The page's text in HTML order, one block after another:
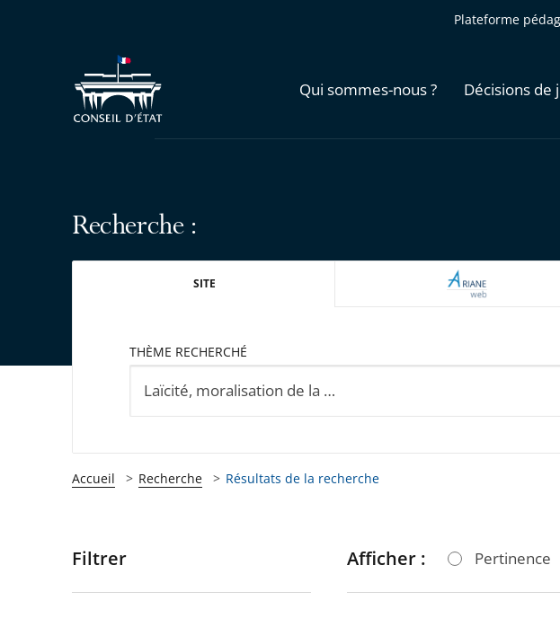
Plateforme
Qui sommes-nous ? Décisions de
Recherche :
SITE ARIANEWEB
THÈME RECHERCHÉ
Accueil Recherche Résultats de la recherche
Passer
Filtrer Afficher : Pertinence